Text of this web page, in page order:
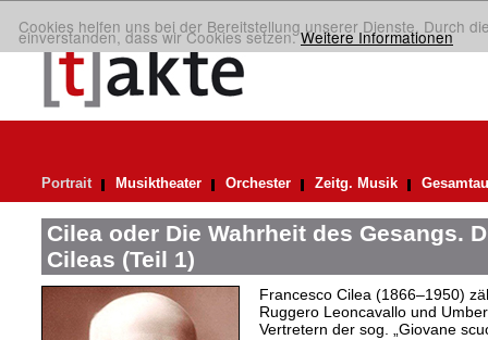
Cookies helfen uns bei der Bereitstellung unserer Dienste. Durch
einverstanden, dass wir Cookies setzen.Weitere Informationen
Portrait Musiktheater Orchester Zeitg. Musik
Cilea oder Die Wahrheit des Gesangs.
Cileas (Teil 1)
Francesco Cilea (1866–1950)
Ruggero Leoncavallo und
Vertretern der sog. „Giovane